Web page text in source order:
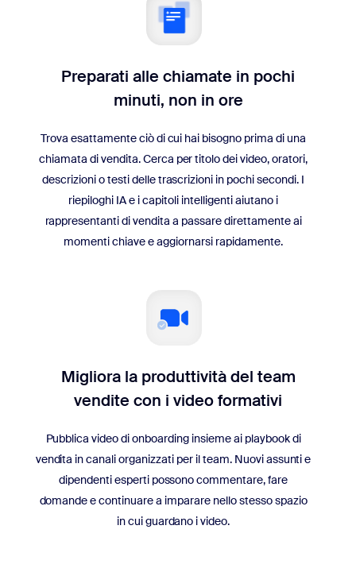
Preparati alle chiamate in pochi
minuti, non in ore
Trova esattamente ciò di cui hai bisogno prima di una
chiamata di vendita. Cerca per titolo dei video, oratori,
descrizioni o testi delle trascrizioni in pochi secondi. I
riepiloghi IA e i capitoli intelligenti aiutano i
rappresentanti di vendita a passare direttamente ai
momenti chiave e aggiornarsi rapidamente.
Migliora la produttività del team
vendite con i video formativi
Pubblica video di onboarding insieme ai playbook di
vendita in canali organizzati per il team. Nuovi assunti e
dipendenti esperti possono commentare, fare
domande e continuare a imparare nello stesso spazio
in cui guardano i video.